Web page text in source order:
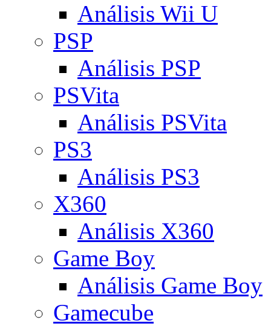
Análisis Wii U
PSP
Análisis PSP
PSVita
Análisis PSVita
PS3
Análisis PS3
X360
Análisis X360
Game Boy
Análisis Game Boy
Gamecube